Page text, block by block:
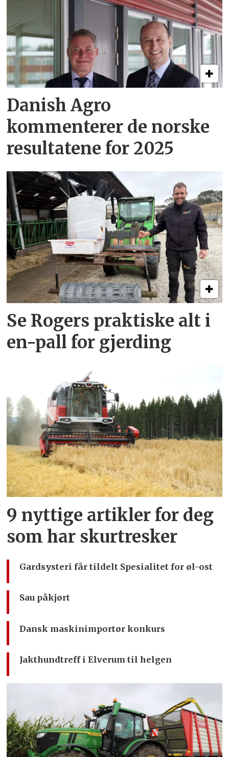
Danish Agro
kommenterer de norske
resultatene for 2025
Se Rogers praktiske alt i
en-pall for gjerding
9 nyttige artikler for deg
som har skurtresker
Gardsysteri får tildelt Spesialitet for øl-ost
Sau påkjørt
Dansk maskinimportør konkurs
Jakthundtreff i Elverum til helgen